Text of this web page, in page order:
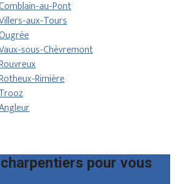
au-Pont
aux-Tours
sous-Chèvremont
Rimière
pour vous